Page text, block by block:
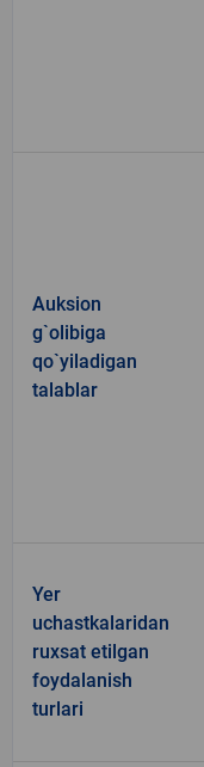
Auksion
g`olibiga
qo`yiladigan
talablar
Yer
uchastkalaridan
ruxsat etilgan
foydalanish
turlari